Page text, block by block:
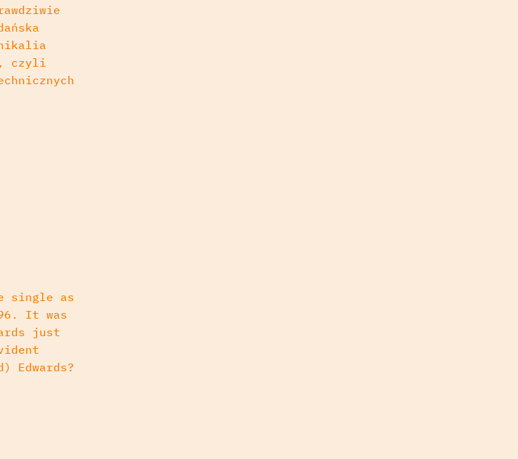
czyli
single as
It was
just
Edwards?